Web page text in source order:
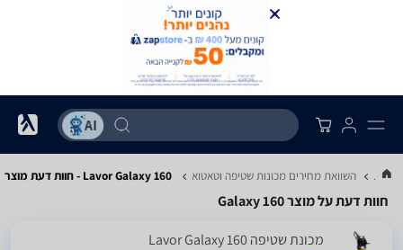
... השוואת מחירים מכונות שטיפה וטאטוא Lavor Galaxy 160 - חוות דעת מוצר
חוות דעת על מוצר Galaxy 160
‏מכונת שטיפה Lavor Galaxy 160